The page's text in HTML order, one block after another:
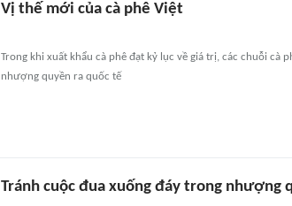
Vị thế mới của cà phê Việt
Trong khi xuất khẩu cà phê đạt kỷ lục về giá trị, các chuỗi cà
nhượng quyền ra quốc tế
Tránh cuộc đua xuống đáy trong nhượng